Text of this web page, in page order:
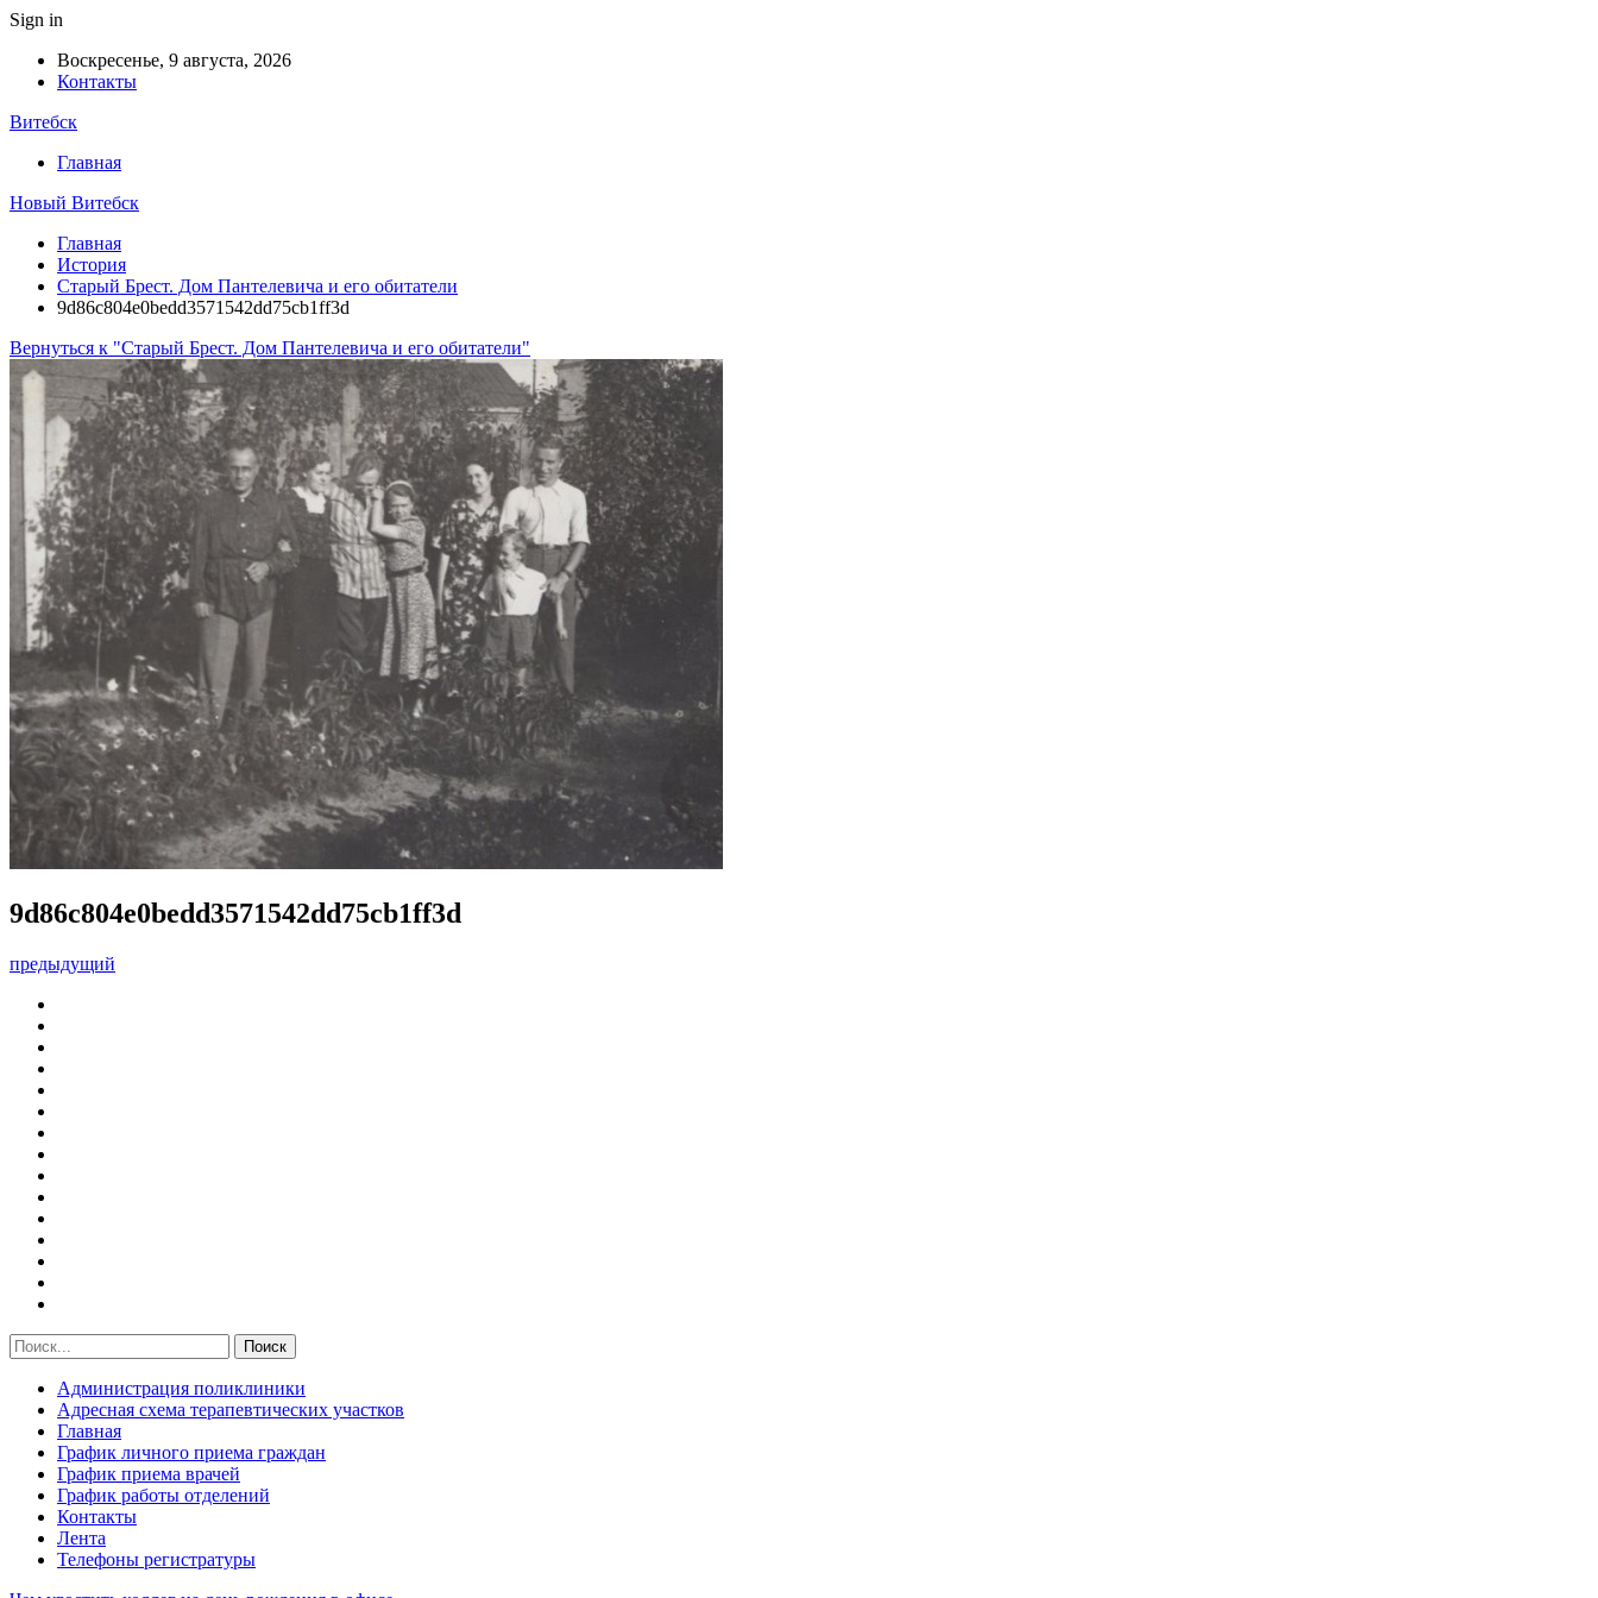
Sign in
Воскресенье, 9 августа, 2026
Контакты
Витебск
Главная
Новый Витебск
Главная
История
Старый Брест. Дом Пантелевича и его обитатели
9d86c804e0bedd3571542dd75cb1ff3d
Вернуться к "Старый Брест. Дом Пантелевича и его обитатели"
9d86c804e0bedd3571542dd75cb1ff3d
предыдущий
Администрация поликлиники
Адресная схема терапевтических участков
Главная
График личного приема граждан
График приема врачей
График работы отделений
Контакты
Лента
Телефоны регистратуры